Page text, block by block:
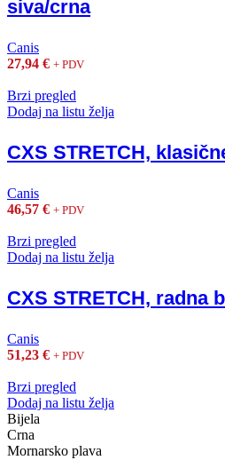
siva/crna
Canis
27,94 € + PDV
Brzi pregled
Dodaj na listu želja
CXS STRETCH,
Canis
46,57 € + PDV
Brzi pregled
Dodaj na listu želja
CXS STRETCH, radna
Canis
51,23 € + PDV
Brzi pregled
Dodaj na listu želja
Bijela
Crna
Mornarsko plava